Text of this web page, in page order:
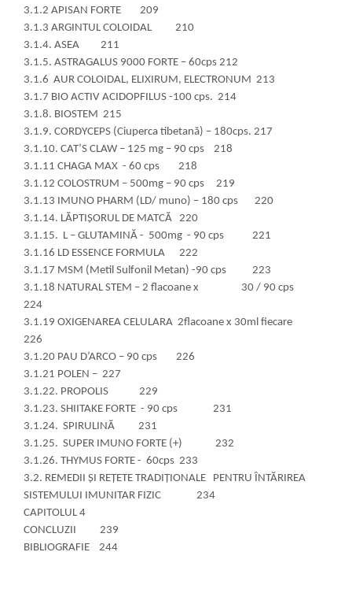
3.1.2 APISAN FORTE 209
3.1.3 ARGINTUL COLOIDAL 210
3.1.4. ASEA 211
3.1.5. ASTRAGALUS 9000 FORTE – 60cps 212
3.1.6 AUR COLOIDAL, ELIXIRUM, ELECTRONUM 213
3.1.7 BIO ACTIV ACIDOPFILUS -100 cps. 214
3.1.8. BIOSTEM 215
3.1.9. CORDYCEPS (Ciuperca tibetană) – 180cps. 217
3.1.10. CAT’S CLAW – 125 mg – 90 cps 218
3.1.11 CHAGA MAX - 60 cps 218
3.1.12 COLOSTRUM – 500mg – 90 cps 219
3.1.13 IMUNO PHARM (LD/ muno) – 180 cps 220
3.1.14. LĂPTIȘORUL DE MATCĂ 220
3.1.15. L – GLUTAMINĂ - 500mg - 90 cps 221
3.1.16 LD ESSENCE FORMULA 222
3.1.17 MSM (Metil Sulfonil Metan) -90 cps 223
3.1.18 NATURAL STEM – 2 flacoane x 30 / 90 cps
224
3.1.19 OXIGENAREA CELULARA 2flacoane x 30ml fiecare
226
3.1.20 PAU D’ARCO – 90 cps 226
3.1.21 POLEN – 227
3.1.22. PROPOLIS 229
3.1.23. SHIITAKE FORTE - 90 cps 231
3.1.24. SPIRULINĂ 231
3.1.25. SUPER IMUNO FORTE (+) 232
3.1.26. THYMUS FORTE - 60cps 233
3.2. REMEDII ȘI REȚETE TRADIȚIONALE PENTRU ÎNTĂRIREA
SISTEMULUI IMUNITAR FIZIC 234
CAPITOLUL 4
CONCLUZII 239
BIBLIOGRAFIE 244